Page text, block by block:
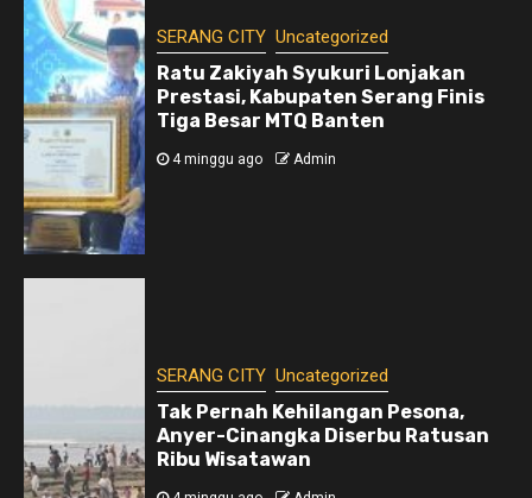
SERANG CITY Uncategorized
Ratu Zakiyah Syukuri Lonjakan
Prestasi, Kabupaten Serang Finis
Tiga Besar MTQ Banten
4 minggu ago Admin
SERANG CITY Uncategorized
Tak Pernah Kehilangan Pesona,
Anyer-Cinangka Diserbu Ratusan
Ribu Wisatawan